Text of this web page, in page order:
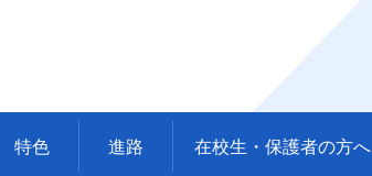
特色 進路 在校生・保護者の方へ